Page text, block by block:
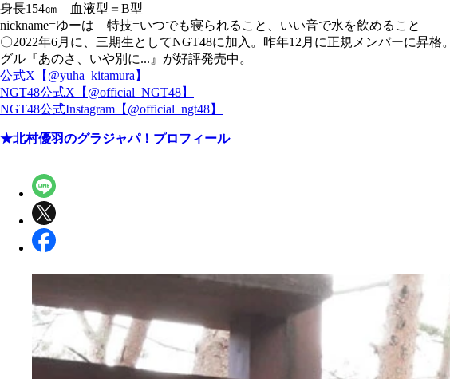
身長154㎝ 血液型＝B型
nickname=ゆーは 特技=いつでも寝られること、いい音で水を飲めること
〇2022年6月に、三期生としてNGT48に加入。昨年12月に正規メンバーに昇
グル『あのさ、いや別に...』が好評発売中。
公式X【@yuha_kitamura】
NGT48公式X【@official_NGT48】
NGT48公式Instagram【@official_ngt48】
★北村優羽のグラジャパ！プロフィール